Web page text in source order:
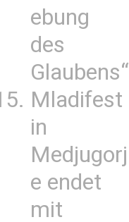
ebung
des
Glaubens“
Mladifest
in
Medjugorj
e endet
mit